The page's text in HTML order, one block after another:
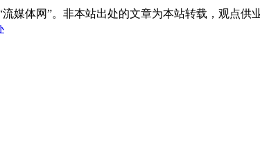
媒体网”。非本站出处的文章为本站转载，观点供